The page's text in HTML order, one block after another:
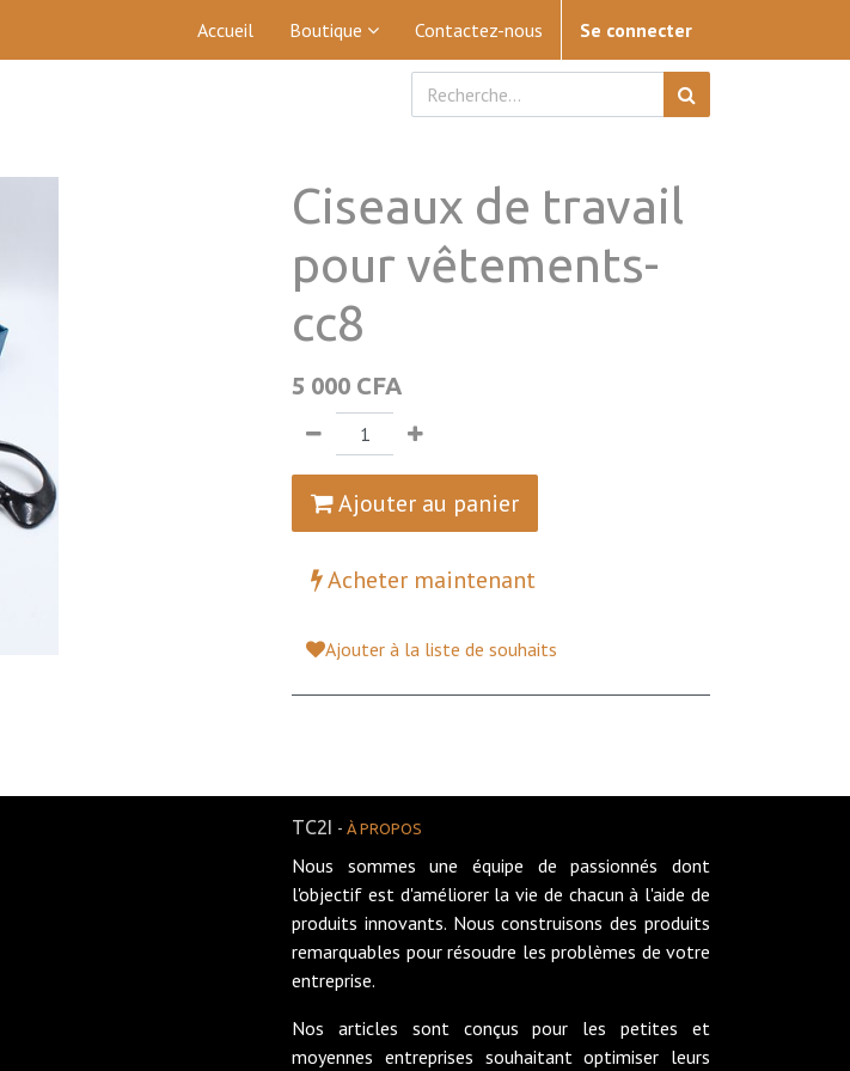
Accueil Boutique Contactez-nous Se connecter
Ciseaux de travail
pour vêtements-
cc8
5 000 CFA
Ajouter au panier
Acheter maintenant
Ajouter à la liste de souhaits
TC2I - À PROPOS
Nous sommes une équipe de passionnés dont
l'objectif est d'améliorer la vie de chacun à l'aide de
produits innovants. Nous construisons des produits
remarquables pour résoudre les problèmes de votre
entreprise.
Nos articles sont conçus pour les petites et
moyennes entreprises souhaitant optimiser leurs